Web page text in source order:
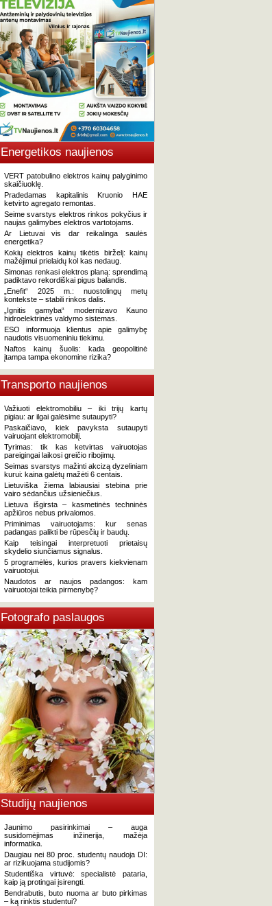
Energetikos naujienos
VERT patobulino elektros kainų palyginimo
skaičiuoklę.
Pradedamas kapitalinis Kruonio HAE
ketvirto agregato remontas.
Seime svarstys elektros rinkos pokyčius ir
naujas galimybes elektros vartotojams.
Ar Lietuvai vis dar reikalinga saulės
energetika?
Kokių elektros kainų tikėtis birželį: kainų
mažėjimui prielaidų kol kas nedaug.
Simonas renkasi elektros planą: sprendimą
padiktavo rekordiškai pigus balandis.
„Enefit“ 2025 m.: nuostolingų metų
kontekste – stabili rinkos dalis.
„Ignitis gamyba“ modernizavo Kauno
hidroelektrinės valdymo sistemas.
ESO informuoja klientus apie galimybę
naudotis visuomeniniu tiekimu.
Naftos kainų šuolis: kada geopolitinė
įtampa tampa ekonomine rizika?
Transporto naujienos
Važiuoti elektromobiliu – iki trijų kartų
pigiau: ar ilgai galėsime sutaupyti?
Paskaičiavo, kiek pavyksta sutaupyti
vairuojant elektromobilį.
Tyrimas: tik kas ketvirtas vairuotojas
pareigingai laikosi greičio ribojimų.
Seimas svarstys mažinti akcizą dyzeliniam
kurui: kaina galėtų mažėti 6 centais.
Lietuviška žiema labiausiai stebina prie
vairo sėdančius užsieniečius.
Lietuva išgirsta – kasmetinės techninės
apžiūros nebus privalomos.
Priminimas vairuotojams: kur senas
padangas palikti be rūpesčių ir baudų.
Kaip teisingai interpretuoti prietaisų
skydelio siunčiamus signalus.
5 programėlės, kurios pravers kiekvienam
vairuotojui.
Naudotos ar naujos padangos: kam
vairuotojai teikia pirmenybę?
Fotografo paslaugos
Studijų naujienos
Jaunimo pasirinkimai – auga
susidomėjimas inžinerija, mažėja
informatika.
Daugiau nei 80 proc. studentų naudoja DI:
ar rizikuojama studijomis?
Studentiška virtuvė: specialistė pataria,
kaip ją protingai įsirengti.
Bendrabutis, buto nuoma ar buto pirkimas
– ką rinktis studentui?